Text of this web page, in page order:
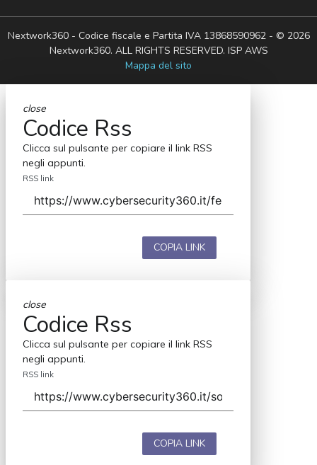
Nextwork360 - Codice fiscale e Partita IVA 13868590962 - © 2026
Nextwork360. ALL RIGHTS RESERVED. ISP AWS
Mappa del sito
close
Codice Rss
Clicca sul pulsante per copiare il link RSS
negli appunti.
RSS link
COPIA LINK
close
Codice Rss
Clicca sul pulsante per copiare il link RSS
negli appunti.
RSS link
COPIA LINK